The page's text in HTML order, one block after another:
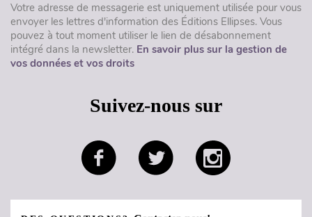
Votre adresse de messagerie est uniquement utilisée pour vous
envoyer les lettres d'information des Éditions Ellipses. Vous
pouvez à tout moment utiliser le lien de désabonnement
intégré dans la newsletter. En savoir plus sur la gestion de
vos données et vos droits
Suivez-nous sur